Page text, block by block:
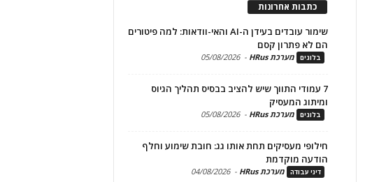
כתבות אחרונות
שימור עובדים בעידן ה-AI והאי-וודאות: למה פיטורים
הם לא פתרון קסם
בלוגים מערכת HRus -
05/08/2026
7 עמודי התווך שיש להציב בבסיס תהליך הגיוס
ומיתוג המעסיק
בלוגים מערכת HRus -
05/08/2026
חילופי מעסיקים תחת אותו גג: חובת שימוע וחלף
הודעה מוקדמת
דיני עבודה מערכת HRus -
04/08/2026